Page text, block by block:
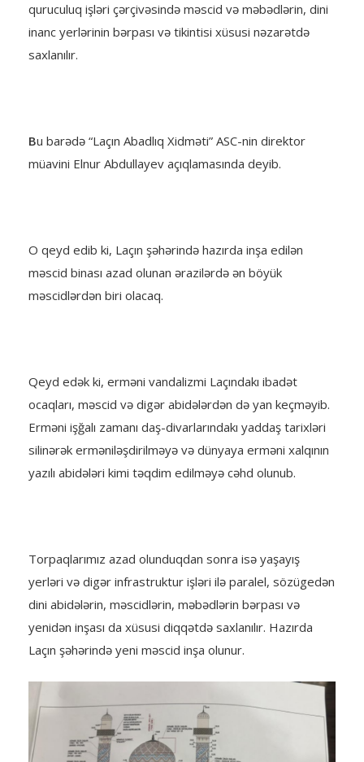
quruculuq işləri çərçivəsində məscid və məbədlərin, dini
inanc yerlərinin bərpası və tikintisi xüsusi nəzarətdə
saxlanılır.
Bu barədə “Laçın Abadlıq Xidməti” ASC-nin direktor
müavini Elnur Abdullayev açıqlamasında deyib.
O qeyd edib ki, Laçın şəhərində hazırda inşa edilən
məscid binası azad olunan ərazilərdə ən böyük
məscidlərdən biri olacaq.
Qeyd edək ki, erməni vandalizmi Laçındakı ibadət
ocaqları, məscid və digər abidələrdən də yan keçməyib.
Erməni işğalı zamanı daş-divarlarındakı yaddaş tarixləri
silinərək erməniləşdirilməyə və dünyaya erməni xalqının
yazılı abidələri kimi təqdim edilməyə cəhd olunub.
Torpaqlarımız azad olunduqdan sonra isə yaşayış
yerləri və digər infrastruktur işləri ilə paralel, sözügedən
dini abidələrin, məscidlərin, məbədlərin bərpası və
yenidən inşası da xüsusi diqqətdə saxlanılır. Hazırda
Laçın şəhərində yeni məscid inşa olunur.